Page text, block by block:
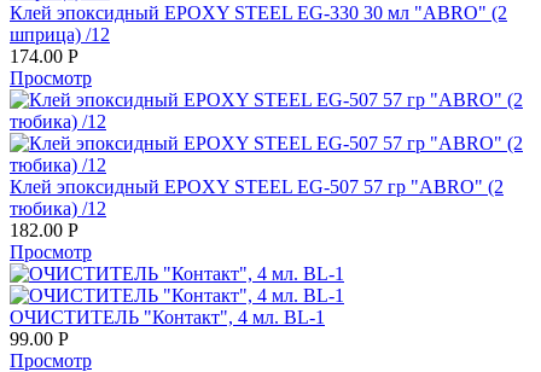
Клей эпоксидный EPOXY STEEL EG-330 30 мл "ABRO" (2
шприца) /12
174.00 Р
Просмотр
Клей эпоксидный EPOXY STEEL EG-507 57 гр "ABRO" (2
тюбика) /12
182.00 Р
Просмотр
ОЧИСТИТЕЛЬ "Контакт", 4 мл. BL-1
99.00 Р
Просмотр